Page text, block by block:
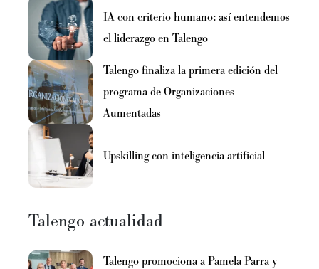
IA con criterio humano: así entendemos
el liderazgo en Talengo
Talengo finaliza la primera edición del
programa de Organizaciones
Aumentadas
Upskilling con inteligencia artificial
Talengo actualidad
Talengo promociona a Pamela Parra y